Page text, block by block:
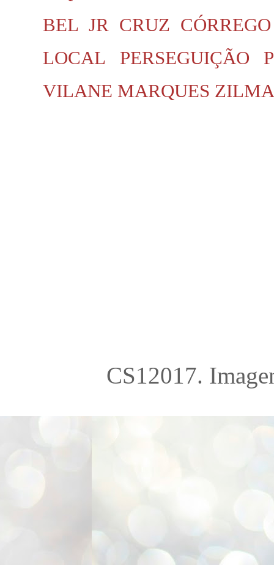
BEL JR CRUZ CÓRREGO
LOCAL
PERSEGUIÇÃO
VILANE MARQUES
CS12017.